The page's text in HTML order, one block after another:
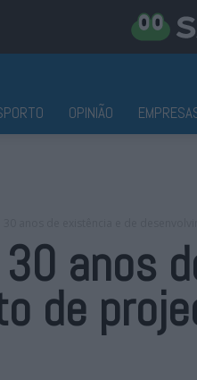
OPINIÃO
anos
de